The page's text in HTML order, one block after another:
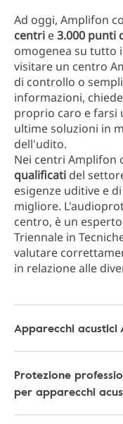
Ad oggi, Amplifon
centri e3.000 punti
omogenea su tutto
visitare un centro
di controllo o
informazioni,
proprio caro e farsi
ultime soluzioni in
dell'udito.
Nei centri Amplifon
qualificati del
esigenze uditive e
migliore.
centro, è un
Triennale in
valutare
in relazione alle
Apparecchi acustici
Protezione
per apparecchi